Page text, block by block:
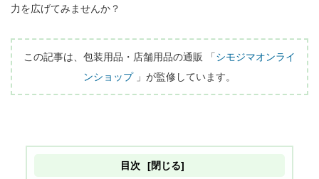
力を広げてみませんか？
この記事は、包装用品・店舗用品の通販 「シモジマオンライ
ンショップ 」が監修しています。
目次 [閉じる]